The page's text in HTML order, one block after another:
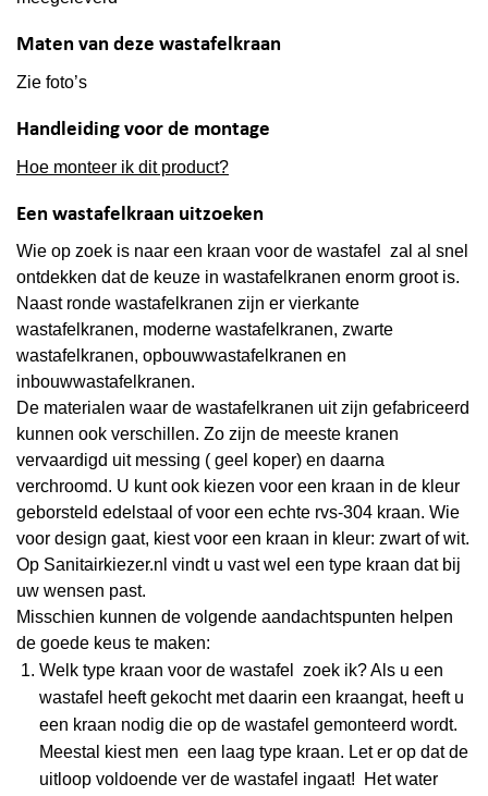
Maten van deze wastafelkraan
Zie foto’s
Handleiding voor de montage
Hoe monteer ik dit product?
Een wastafelkraan uitzoeken
Wie op zoek is naar een kraan voor de wastafel zal al snel
ontdekken dat de keuze in wastafelkranen enorm groot is.
Naast ronde wastafelkranen zijn er vierkante
wastafelkranen, moderne wastafelkranen, zwarte
wastafelkranen, opbouwwastafelkranen en
inbouwwastafelkranen.
De materialen waar de wastafelkranen uit zijn gefabriceerd
kunnen ook verschillen. Zo zijn de meeste kranen
vervaardigd uit messing ( geel koper) en daarna
verchroomd. U kunt ook kiezen voor een kraan in de kleur
geborsteld edelstaal of voor een echte rvs-304 kraan. Wie
voor design gaat, kiest voor een kraan in kleur: zwart of wit.
Op Sanitairkiezer.nl vindt u vast wel een type kraan dat bij
uw wensen past.
Misschien kunnen de volgende aandachtspunten helpen
de goede keus te maken:
Welk type kraan voor de wastafel zoek ik? Als u een
wastafel heeft gekocht met daarin een kraangat, heeft u
een kraan nodig die op de wastafel gemonteerd wordt.
Meestal kiest men een laag type kraan. Let er op dat de
uitloop voldoende ver de wastafel ingaat! Het water